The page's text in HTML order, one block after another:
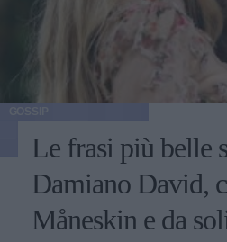
Le frasi più belle
Damiano David,
Måneskin e da